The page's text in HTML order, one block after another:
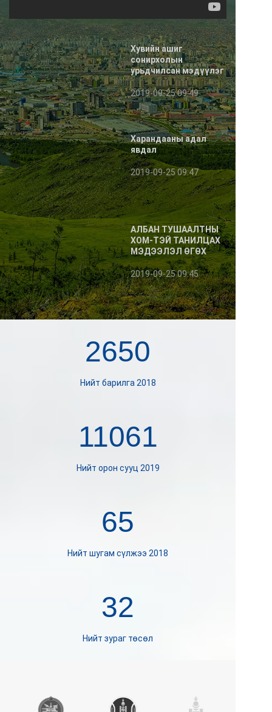
Хувийн ашиг
сонирхолын
урьдчилсан мэдүүлэг
гэж юу вэ?
2019-09-25 09:49
Харандааны адал
явдал
2019-09-25 09:47
АЛБАН ТУШААЛТНЫ
ХОМ-ТЭЙ ТАНИЛЦАХ
МЭДЭЭЛЭЛ ӨГӨХ
ТУХАЙ/2019/
2019-09-25 09:45
2650
Нийт барилга 2018
11061
Нийт орон сууц 2019
65
Нийт шугам сүлжээ 2018
32
Нийт зураг төсөл